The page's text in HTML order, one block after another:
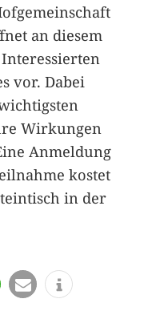
an diesem
vor. Dabei
Wirkungen
Anmeldung
kostet
in der